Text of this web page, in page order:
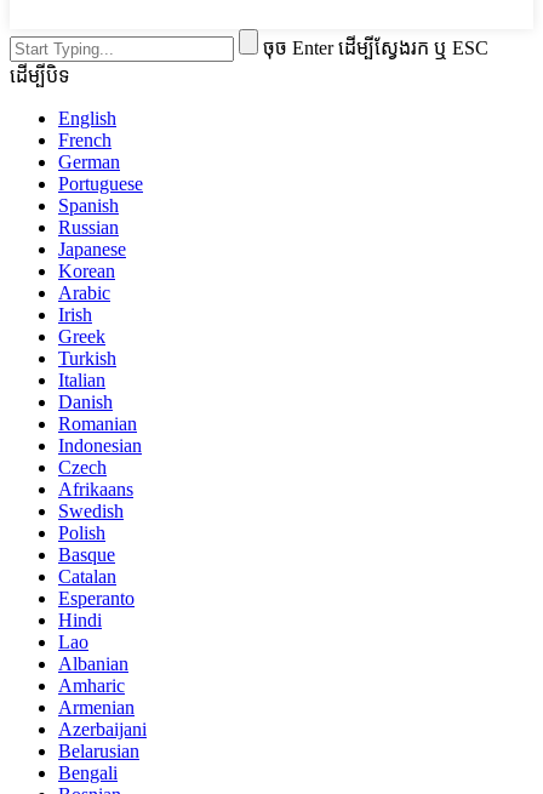
ចុច Enter ដើម្បីស្វែងរក ឬ ESC
ដើម្បីបិទ
English
French
German
Portuguese
Spanish
Russian
Japanese
Korean
Arabic
Irish
Greek
Turkish
Italian
Danish
Romanian
Indonesian
Czech
Afrikaans
Swedish
Polish
Basque
Catalan
Esperanto
Hindi
Lao
Albanian
Amharic
Armenian
Azerbaijani
Belarusian
Bengali